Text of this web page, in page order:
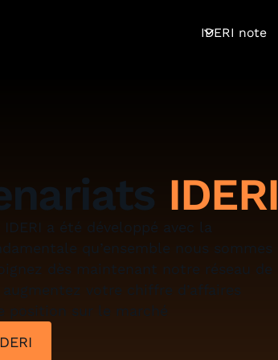
IDERI note
IDERI
a été développé avec la
qu’ensemble nous sommes
dès maintenant notre réseau de
votre chiffre d’affaires
position sur le marché